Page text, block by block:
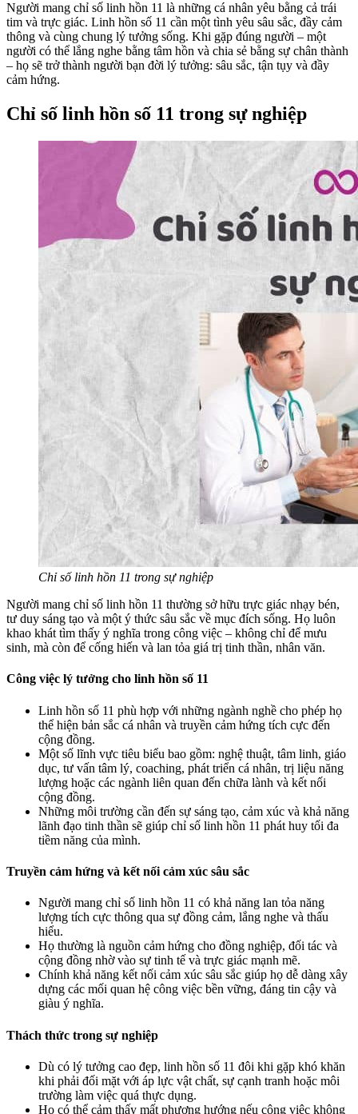
Người mang chỉ số linh hồn 11 là những cá nhân yêu bằng cả trái
tim và trực giác. Linh hồn số 11 cần một tình yêu sâu sắc, đầy cảm
thông và cùng chung lý tưởng sống. Khi gặp đúng người – một
người có thể lắng nghe bằng tâm hồn và chia sẻ bằng sự chân thành
– họ sẽ trở thành người bạn đời lý tưởng: sâu sắc, tận tụy và đầy
cảm hứng.
Chỉ số linh hồn số 11 trong sự nghiệp
Chỉ số linh hồn 11 trong sự nghiệp
Người mang chỉ số linh hồn 11 thường sở hữu trực giác nhạy bén,
tư duy sáng tạo và một ý thức sâu sắc về mục đích sống. Họ luôn
khao khát tìm thấy ý nghĩa trong công việc – không chỉ để mưu
sinh, mà còn để cống hiến và lan tỏa giá trị tinh thần, nhân văn.
Công việc lý tưởng cho linh hồn số 11
Linh hồn số 11 phù hợp với những ngành nghề cho phép họ
thể hiện bản sắc cá nhân và truyền cảm hứng tích cực đến
cộng đồng.
Một số lĩnh vực tiêu biểu bao gồm: nghệ thuật, tâm linh, giáo
dục, tư vấn tâm lý, coaching, phát triển cá nhân, trị liệu năng
lượng hoặc các ngành liên quan đến chữa lành và kết nối
cộng đồng.
Những môi trường cần đến sự sáng tạo, cảm xúc và khả năng
lãnh đạo tinh thần sẽ giúp chỉ số linh hồn 11 phát huy tối đa
tiềm năng của mình.
Truyền cảm hứng và kết nối cảm xúc sâu sắc
Người mang chỉ số linh hồn 11 có khả năng lan tỏa năng
lượng tích cực thông qua sự đồng cảm, lắng nghe và thấu
hiểu.
Họ thường là nguồn cảm hứng cho đồng nghiệp, đối tác và
cộng đồng nhờ vào sự tinh tế và trực giác mạnh mẽ.
Chính khả năng kết nối cảm xúc sâu sắc giúp họ dễ dàng xây
dựng các mối quan hệ công việc bền vững, đáng tin cậy và
giàu ý nghĩa.
Thách thức trong sự nghiệp
Dù có lý tưởng cao đẹp, linh hồn số 11 đôi khi gặp khó khăn
khi phải đối mặt với áp lực vật chất, sự cạnh tranh hoặc môi
trường làm việc quá thực dụng.
Họ có thể cảm thấy mất phương hướng nếu công việc không